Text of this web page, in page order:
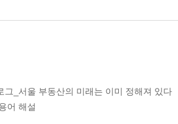
그_서울 부동산의 미래는 이미 정해져 있다
어 해설